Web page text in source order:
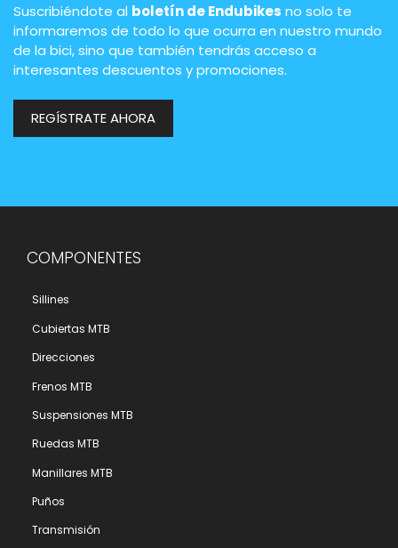
Suscribiéndote al boletín de Endubikes no solo te
informaremos de todo lo que ocurra en nuestro mundo
de la bici, sino que también tendrás acceso a
interesantes descuentos y promociones.
REGÍSTRATE AHORA
COMPONENTES
Sillines
Cubiertas MTB
Direcciones
Frenos MTB
Suspensiones MTB
Ruedas MTB
Manillares MTB
Puños
Transmisión